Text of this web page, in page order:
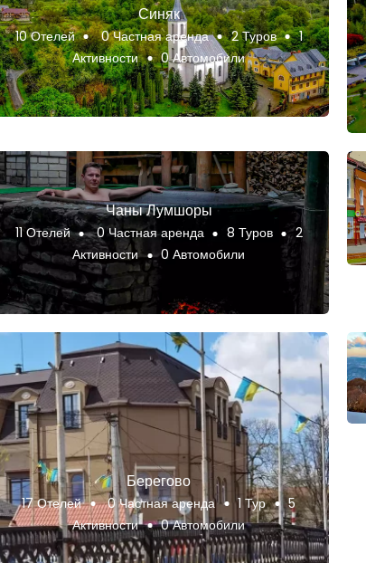
Синяк
10 Отелей 0 Частная аренда 2 Туров
1
Активности
0 Автомобили
Чаны Лумшоры
11 Отелей 0 Частная аренда 8 Туров
2
Активности
0 Автомобили
Берегово
17 Отелей 0 Частная аренда 1 Тур
5
Активности
0 Автомобили